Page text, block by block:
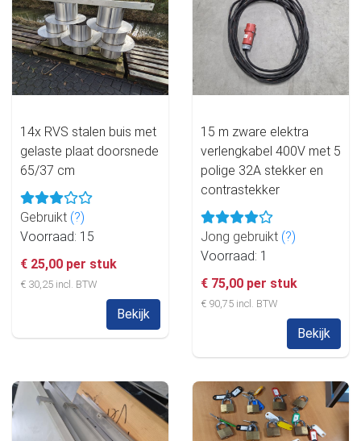
14x RVS stalen buis met
gelaste plaat doorsnede
65/37 cm
Gebruikt (?)
Voorraad: 15
€ 25,00 per stuk
€ 30,25 incl. BTW
Bekijk
15 m zware elektra
verlengkabel 400V met 5
polige 32A stekker en
contrastekker
Jong gebruikt (?)
Voorraad: 1
€ 75,00 per stuk
€ 90,75 incl. BTW
Bekijk